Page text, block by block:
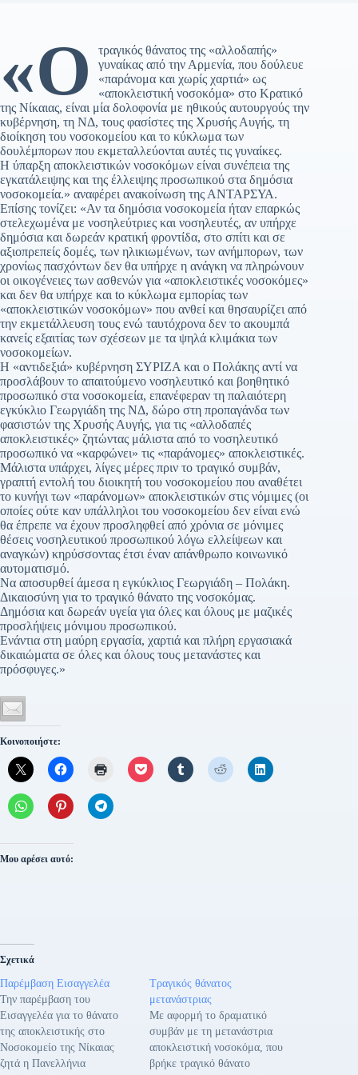
«Ο
τραγικός θάνατος της «αλλοδαπής»
γυναίκας από την Αρμενία, που δούλευε
«παράνομα και χωρίς χαρτιά» ως
«αποκλειστική νοσοκόμα» στο Κρατικό
της Νίκαιας, είναι μία δολοφονία με ηθικούς αυτουργούς την
κυβέρνηση, τη ΝΔ, τους φασίστες της Χρυσής Αυγής, τη
διοίκηση του νοσοκομείου και το κύκλωμα των
δουλέμπορων που εκμεταλλεύονται αυτές τις γυναίκες.
Η ύπαρξη αποκλειστικών νοσοκόμων είναι συνέπεια της
εγκατάλειψης και της έλλειψης προσωπικού στα δημόσια
νοσοκομεία.» αναφέρει ανακοίνωση της ΑΝΤΑΡΣΥΑ.
Επίσης τονίζει: «Αν τα δημόσια νοσοκομεία ήταν επαρκώς
στελεχωμένα με νοσηλεύτριες και νοσηλευτές, αν υπήρχε
δημόσια και δωρεάν κρατική φροντίδα, στο σπίτι και σε
αξιοπρεπείς δομές, των ηλικιωμένων, των ανήμπορων, των
χρονίως πασχόντων δεν θα υπήρχε η ανάγκη να πληρώνουν
οι οικογένειες των ασθενών για «αποκλειστικές νοσοκόμες»
και δεν θα υπήρχε και to κύκλωμα εμπορίας των
«αποκλειστικών νοσοκόμων» που ανθεί και θησαυρίζει από
την εκμετάλλευση τους ενώ ταυτόχρονα δεν το ακουμπά
κανείς εξαιτίας των σχέσεων με τα ψηλά κλιμάκια των
νοσοκομείων.
Η «αντιδεξιά» κυβέρνηση ΣΥΡΙΖΑ και ο Πολάκης αντί να
προσλάβουν το απαιτούμενο νοσηλευτικό και βοηθητικό
προσωπικό στα νοσοκομεία, επανέφεραν τη παλαιότερη
εγκύκλιο Γεωργιάδη της ΝΔ, δώρο στη προπαγάνδα των
φασιστών της Χρυσής Αυγής, για τις «αλλοδαπές
αποκλειστικές» ζητώντας μάλιστα από το νοσηλευτικό
προσωπικό να «καρφώνει» τις «παράνομες» αποκλειστικές.
Μάλιστα υπάρχει, λίγες μέρες πριν το τραγικό συμβάν,
γραπτή εντολή του διοικητή του νοσοκομείου που αναθέτει
το κυνήγι των «παράνομων» αποκλειστικών στις νόμιμες (οι
οποίες ούτε καν υπάλληλοι του νοσοκομείου δεν είναι ενώ
θα έπρεπε να έχουν προσληφθεί από χρόνια σε μόνιμες
θέσεις νοσηλευτικού προσωπικού λόγω ελλείψεων και
αναγκών) κηρύσσοντας έτσι έναν απάνθρωπο κοινωνικό
αυτοματισμό.
Να αποσυρθεί άμεσα η εγκύκλιος Γεωργιάδη – Πολάκη.
Δικαιοσύνη για το τραγικό θάνατο της νοσοκόμας.
Δημόσια και δωρεάν υγεία για όλες και όλους με μαζικές
προσλήψεις μόνιμου προσωπικού.
Ενάντια στη μαύρη εργασία, χαρτιά και πλήρη εργασιακά
δικαιώματα σε όλες και όλους τους μετανάστες και
πρόσφυγες.»
Κοινοποιήστε:
Μου αρέσει αυτό:
Σχετικά
Παρέμβαση Εισαγγελέα
Την παρέμβαση του
Εισαγγελέα για το θάνατο
της αποκλειστικής στο
Νοσοκομείο της Νίκαιας
ζητά η Πανελλήνια
Τραγικός θάνατος
μετανάστριας
Με αφορμή το δραματικό
συμβάν με τη μετανάστρια
αποκλειστική νοσοκόμα, που
βρήκε τραγικό θάνατο